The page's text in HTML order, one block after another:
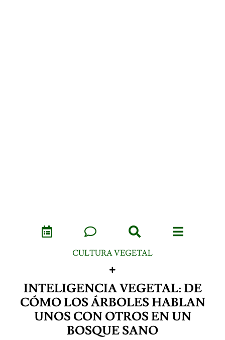
CULTURA VEGETAL
INTELIGENCIA VEGETAL: DE
CÓMO LOS ÁRBOLES HABLAN
UNOS CON OTROS EN UN
BOSQUE SANO